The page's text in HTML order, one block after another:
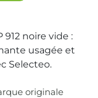
noire vide :
usagée et
Selecteo.
originale